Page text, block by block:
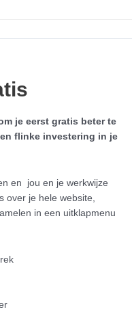
je eerst gratis beter te
flinke investering in je
en jou en je werkwijze
over je hele website,
in een uitklapmenu